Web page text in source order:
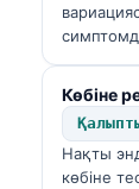
Көбіне
Нақты
көбіне